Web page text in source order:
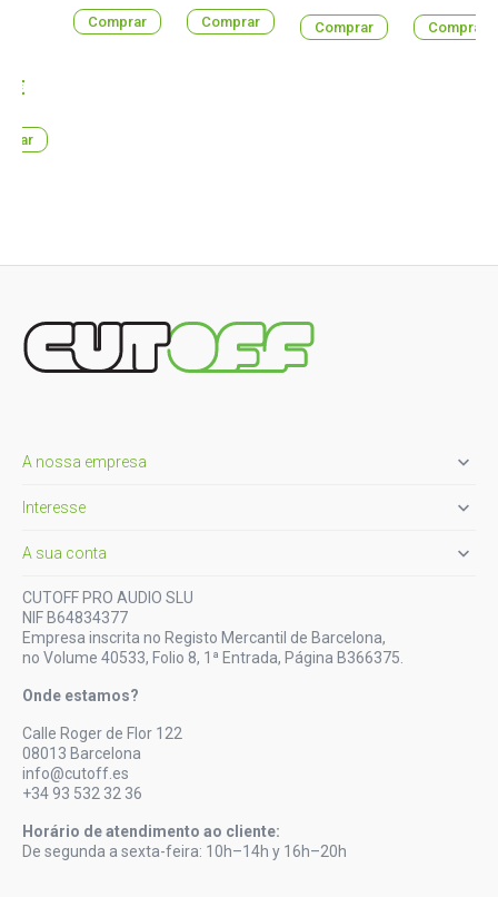
€
Comprar Comprar Comprar Comprar
A nossa empresa 
Interesse 
A sua conta 
CUTOFF PRO AUDIO SLU
NIF B64834377
Empresa inscrita no Registo Mercantil de Barcelona,
no Volume 40533, Folio 8, 1ª Entrada, Página B366375.
Onde estamos?
Calle Roger de Flor 122
08013 Barcelona
info@cutoff.es
+34 93 532 32 36
Horário de atendimento ao cliente:
De segunda a sexta-feira: 10h–14h y 16h–20h